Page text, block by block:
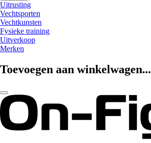
Uitrusting
Vechtsporten
Vechtkunsten
Fysieke training
Uitverkoop
Merken
Toevoegen aan winkelwagen...